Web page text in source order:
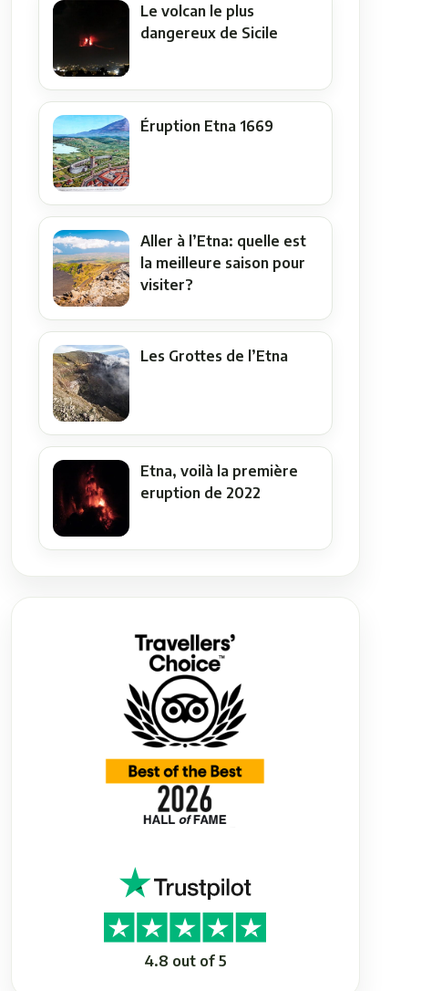
Le volcan le plus
dangereux de Sicile
Éruption Etna 1669
Aller à l’Etna: quelle est
la meilleure saison pour
visiter?
Les Grottes de l’Etna
Etna, voilà la première
eruption de 2022
4.8 out of 5